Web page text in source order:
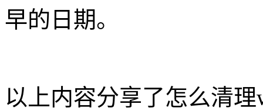
早的日期。
以上内容分享了怎么清